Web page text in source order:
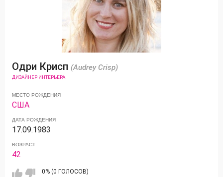
Одри Крисп (Audrey Crisp)
ДИЗАЙНЕР ИНТЕРЬЕРА
МЕСТО РОЖДЕНИЯ
США
ДАТА РОЖДЕНИЯ
17.09.1983
ВОЗРАСТ
42
0% (0 ГОЛОСОВ)